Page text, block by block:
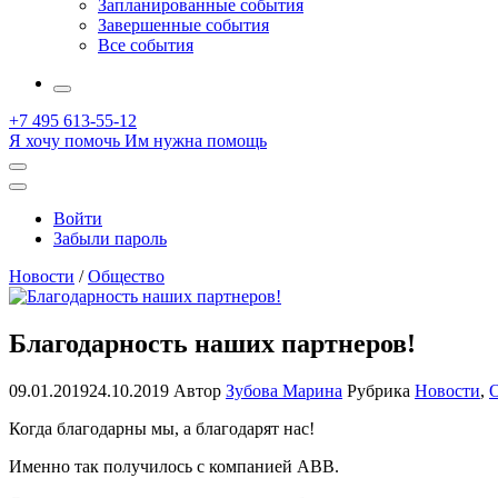
Запланированные события
Завершенные события
Все события
More
+7 495 613-55-12
Я хочу помочь Им нужна помощь
Открыть
поиск
Профиль
Войти
Забыли пароль
Новости /Общество
Благодарность наших партнеров!
09.01.201924.10.2019 Автор Зубова Марина Рубрика Новости,
Когда благодарны мы, а благодарят нас!
Именно так получилось с компанией ABB.